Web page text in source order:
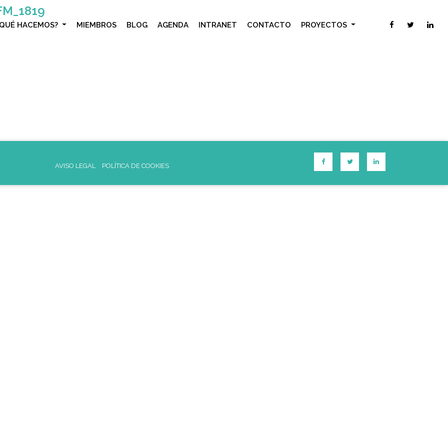
HACEMOS? MIEMBROS BLOG AGENDA INTRANET CONTACTO PROYECTOS
AVISO LEGAL POLÍTICA DE COOKIES